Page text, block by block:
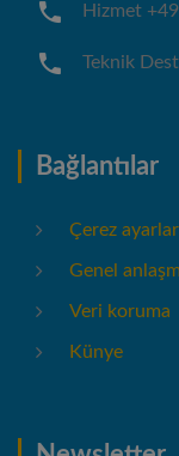
Hizmet
Teknik
Bağlantılar
Çerez
Genel
Veri koruma
Künye